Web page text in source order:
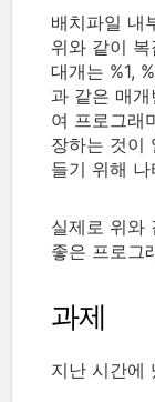
배치파일 내
위와 같이
대개는 %1,
과 같은 매
여 프로그래
장하는 것이
들기 위해
실제로 위와
좋은 프로그
과제
지난 시간에